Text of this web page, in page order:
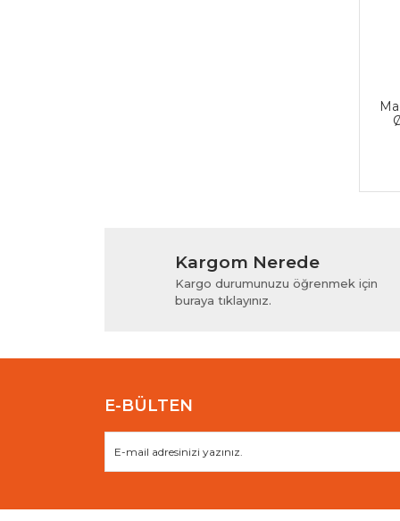
Kargom Nerede
Kargo durumunuzu öğrenmek için
buraya tıklayınız.
E-BÜLTEN